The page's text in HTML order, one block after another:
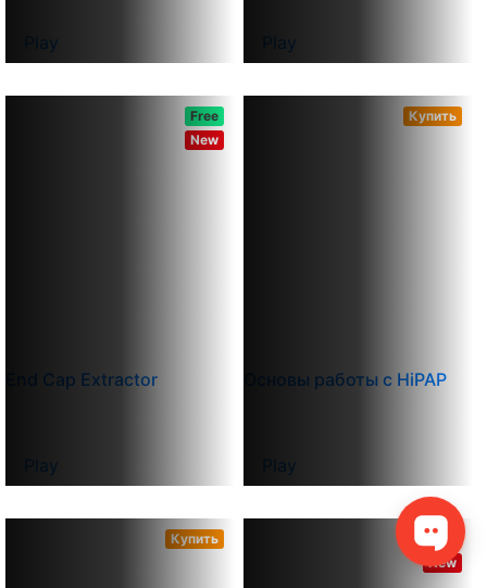
Play Play
Free
New
End Cap Extractor
Play
Купить
Основы работы с HiPAP
Play
Купить
Купить
New